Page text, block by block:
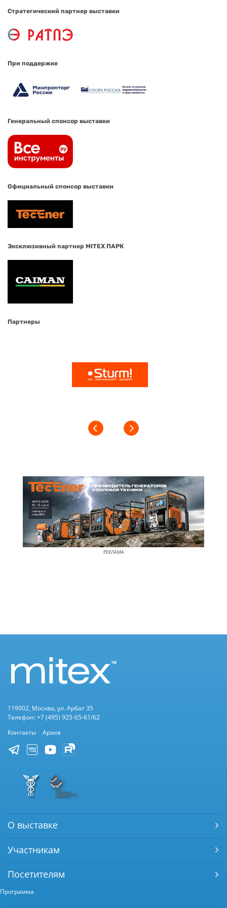
Стратегический партнер выставки
При поддержке
Генеральный спонсор выставки
Официальный спонсор выставки
Эксклюзивный партнер MITEX ПАРК
Партнеры
РЕКЛАМА
119002, Москва, ул. Арбат 35
Телефон: +7 (495) 925-65-61/62
Контакты
Архив
О выставке
Участникам
Посетителям
Программа